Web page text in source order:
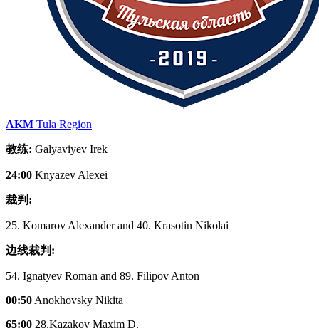
AKM Tula Region
教练: Galyaviyev Irek
24:00 Knyazev Alexei
裁判:
25. Komarov Alexander and 40. Krasotin Nikolai
边线裁判:
54. Ignatyev Roman and 89. Filipov Anton
00:50 Anokhovsky Nikita
65:00 28.Kazakov Maxim D.